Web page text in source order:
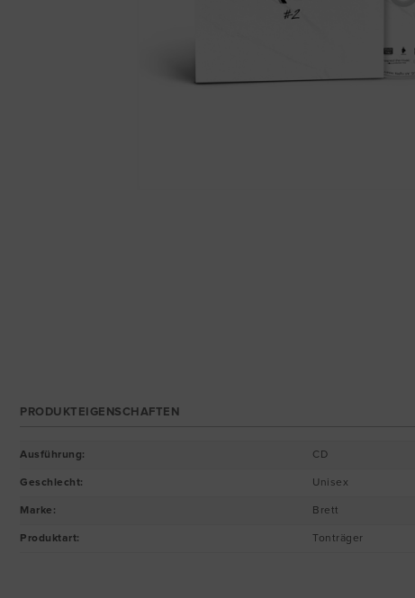
PRODUKTEIGENSCHAFTEN
Ausführung: CD
Geschlecht: Unisex
Marke : Brett
Produktart: Tonträger